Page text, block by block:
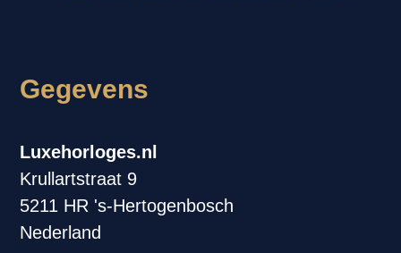
Gegevens
Luxehorloges.nl
Krullartstraat 9
5211 HR 's-Hertogenbosch
Nederland